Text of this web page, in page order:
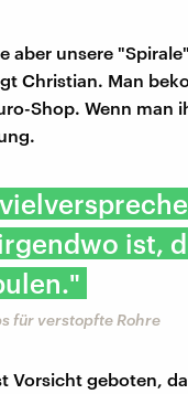
aber unsere
Christian. Man
Shop. Wenn man
ist,
für verstopfte Rohre
Vorsicht geboten,